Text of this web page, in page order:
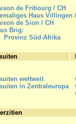
de Fribourg / CH
Haus Villingen
de Sion / CH
Brig:
Süd-Afrika
weltweit
in Zentraleuropa